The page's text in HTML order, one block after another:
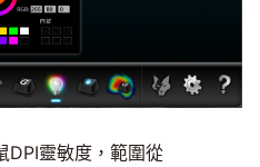
DPI靈敏度，範圍從